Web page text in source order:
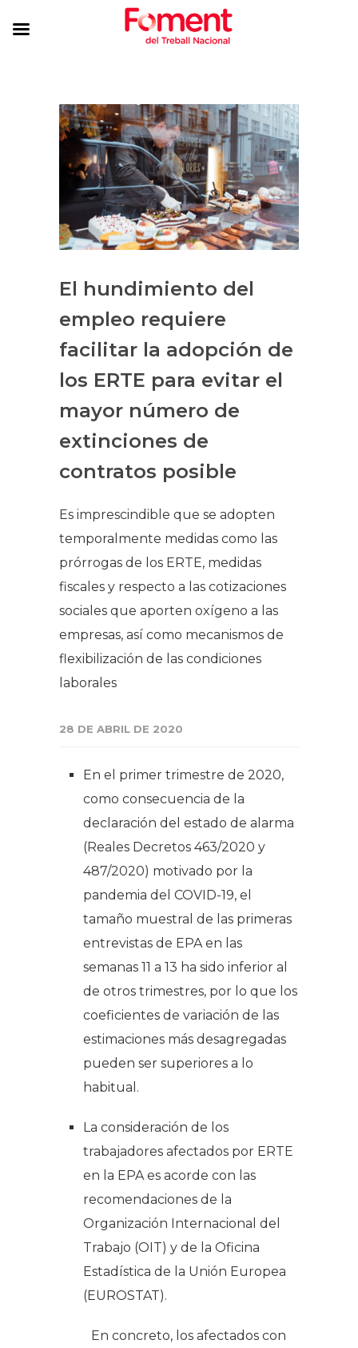
El hundimiento del
empleo requiere
facilitar la adopción de
los ERTE para evitar el
mayor número de
extinciones de
contratos posible
Es imprescindible que se adopten
temporalmente medidas como las
prórrogas de los ERTE, medidas
fiscales y respecto a las cotizaciones
sociales que aporten oxígeno a las
empresas, así como mecanismos de
flexibilización de las condiciones
laborales
28 DE ABRIL DE 2020
En el primer trimestre de 2020,
como consecuencia de la
declaración del estado de alarma
(Reales Decretos 463/2020 y
487/2020) motivado por la
pandemia del COVID-19, el
tamaño muestral de las primeras
entrevistas de EPA en las
semanas 11 a 13 ha sido inferior al
de otros trimestres, por lo que los
coeficientes de variación de las
estimaciones más desagregadas
pueden ser superiores a lo
habitual .
La consideración de los
trabajadores afectados por ERTE
en la EPA es acorde con las
recomendaciones de la
Organización Internacional del
Trabajo (OIT) y de la Oficina
Estadística de la Unión Europea
(EUROSTAT).
En concreto, los afectados con